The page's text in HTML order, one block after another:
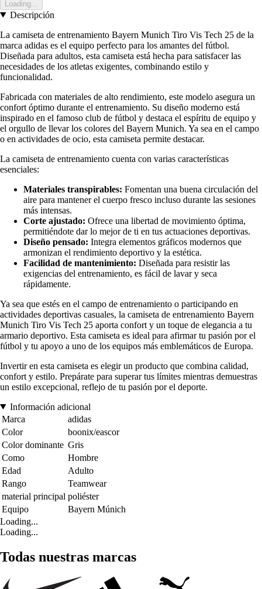
Loading...
Descripción
La camiseta de entrenamiento Bayern Munich Tiro Vis Tech 25 de la
marca adidas es el equipo perfecto para los amantes del fútbol.
Diseñada para adultos, esta camiseta está hecha para satisfacer las
necesidades de los atletas exigentes, combinando estilo y
funcionalidad.
Fabricada con materiales de alto rendimiento, este modelo asegura un
confort óptimo durante el entrenamiento. Su diseño moderno está
inspirado en el famoso club de fútbol y destaca el espíritu de equipo y
el orgullo de llevar los colores del Bayern Munich. Ya sea en el campo
o en actividades de ocio, esta camiseta permite destacar.
La camiseta de entrenamiento cuenta con varias características
esenciales:
Materiales transpirables: Fomentan una buena circulación del
aire para mantener el cuerpo fresco incluso durante las sesiones
más intensas.
Corte ajustado: Ofrece una libertad de movimiento óptima,
permitiéndote dar lo mejor de ti en tus actuaciones deportivas.
Diseño pensado: Integra elementos gráficos modernos que
armonizan el rendimiento deportivo y la estética.
Facilidad de mantenimiento: Diseñada para resistir las
exigencias del entrenamiento, es fácil de lavar y seca
rápidamente.
Ya sea que estés en el campo de entrenamiento o participando en
actividades deportivas casuales, la camiseta de entrenamiento Bayern
Munich Tiro Vis Tech 25 aporta confort y un toque de elegancia a tu
armario deportivo. Esta camiseta es ideal para afirmar tu pasión por el
fútbol y tu apoyo a uno de los equipos más emblemáticos de Europa.
Invertir en esta camiseta es elegir un producto que combina calidad,
confort y estilo. Prepárate para superar tus límites mientras demuestras
un estilo excepcional, reflejo de tu pasión por el deporte.
Información adicional
Marca
adidas
Color
boonix/eascor
Color dominante Gris
Como
Hombre
Edad
Adulto
Rango
Teamwear
material principal poliéster
Equipo
Bayern Múnich
Loading...
Loading...
Todas nuestras marcas